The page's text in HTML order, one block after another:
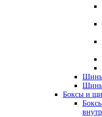
Шины
Боксы и